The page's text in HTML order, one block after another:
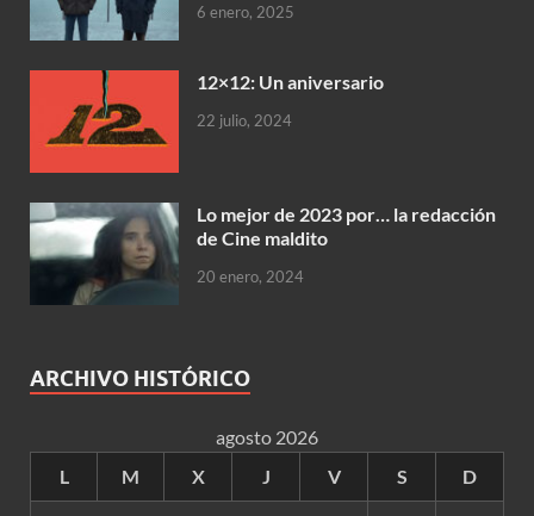
6 enero, 2025
12×12: Un aniversario
22 julio, 2024
Lo mejor de 2023 por… la redacción
de Cine maldito
20 enero, 2024
ARCHIVO HISTÓRICO
agosto 2026
L
M X J V S D